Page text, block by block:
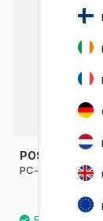
POSCA
PC-1MC Extra-